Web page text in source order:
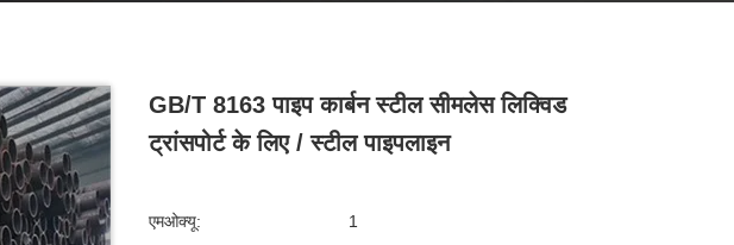
GB/T 8163 पाइप कार्बन स्टील सीमलेस लिक्विड
ट्रांसपोर्ट के लिए / स्टील पाइपलाइन
एमओक्यू: 1